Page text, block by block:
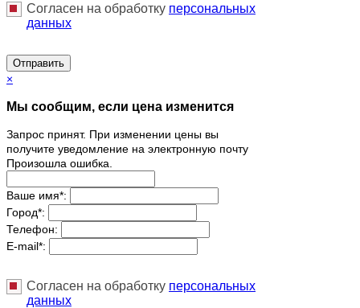
Согласен на обработку персональныx
данных
Отправить
×
Мы сообщим, если цена изменится
Запрос принят. При изменении цены вы
получите уведомление на электронную почту
Произошла ошибка.
Ваше имя*:
Город*:
Телефон:
E-mail*:
Согласен на обработку персональныx
данных